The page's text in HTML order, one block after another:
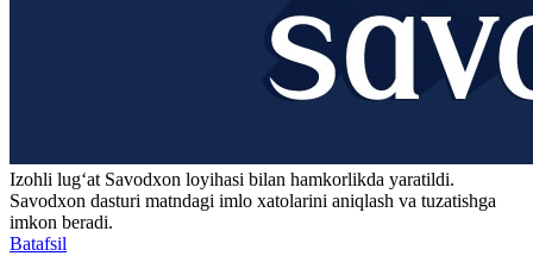
Izohli lugʻat Savodxon loyihasi bilan hamkorlikda yaratildi.
Savodxon dasturi matndagi imlo xatolarini aniqlash va tuzatishga
imkon beradi.
Batafsil